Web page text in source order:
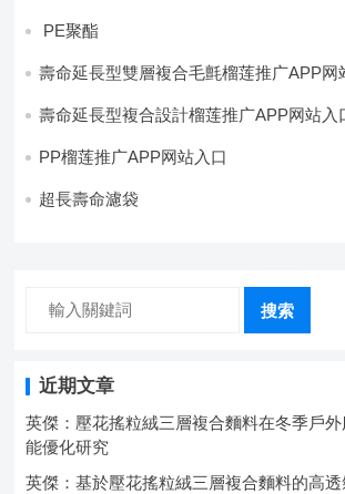
PE聚酯
壽命延長型雙層複合毛氈榴莲推广APP网
壽命延長型複合設計榴莲推广APP网站入
PP榴莲推广APP网站入口
超長壽命濾袋
搜索
近期文章
英傑：壓花搖粒絨三層複合麵料在冬季戶
能優化研究
英傑：基於壓花搖粒絨三層複合麵料的高